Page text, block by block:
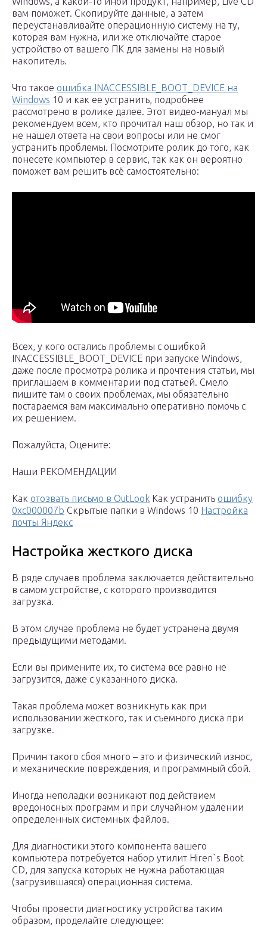
вам поможет. Скопируйте данные, а затем
переустанавливайте операционную систему на ту,
которая вам нужна, или же отключайте старое
устройство от вашего ПК для замены на новый
накопитель.
Что такое ошибка INACCESSIBLE_BOOT_DEVICE на
Windows 10 и как ее устранить, подробнее
рассмотрено в ролике далее. Этот видео-мануал мы
рекомендуем всем, кто прочитал наш обзор, но так и
не нашел ответа на свои вопросы или не смог
устранить проблемы. Посмотрите ролик до того, как
понесете компьютер в сервис, так как он вероятно
поможет вам решить всё самостоятельно:
Всех, у кого остались проблемы с ошибкой
INACCESSIBLE_BOOT_DEVICE при запуске Windows,
даже после просмотра ролика и прочтения статьи, мы
приглашаем в комментарии под статьей. Смело
пишите там о своих проблемах, мы обязательно
постараемся вам максимально оперативно помочь с
их решением.
Пожалуйста, Оцените:
Наши РЕКОМЕНДАЦИИ
Как отозвать письмо в OutLook Как устранить ошибку
0xc000007b Скрытые папки в Windows 10 Настройка
почты Яндекс
Настройка жесткого диска
В ряде случаев проблема заключается действительно
в самом устройстве, с которого производится
загрузка.
В этом случае проблема не будет устранена двумя
предыдущими методами.
Если вы примените их, то система все равно не
загрузится, даже с указанного диска.
Такая проблема может возникнуть как при
использовании жесткого, так и съемного диска при
загрузке.
Причин такого сбоя много – это и физический износ,
и механические повреждения, и программный сбой.
Иногда неполадки возникают под действием
вредоносных программ и при случайном удалении
определенных системных файлов.
Для диагностики этого компонента вашего
компьютера потребуется набор утилит Hiren`s Boot
CD, для запуска которых не нужна работающая
(загрузившаяся) операционная система.
Чтобы провести диагностику устройства таким
образом, проделайте следующее: